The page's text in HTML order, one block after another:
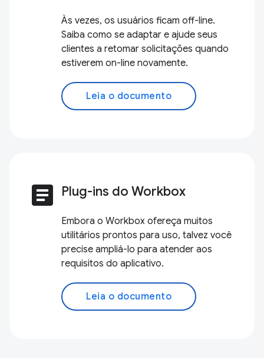
Às vezes, os usuários ficam off-line.
Saiba como se adaptar e ajude seus
clientes a retomar solicitações quando
estiverem on-line novamente.
Leia o documento
article Plug-ins do Workbox
Embora o Workbox ofereça muitos
utilitários prontos para uso, talvez você
precise ampliá-lo para atender aos
requisitos do aplicativo.
Leia o documento